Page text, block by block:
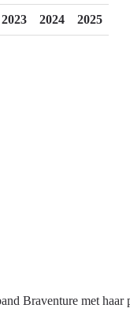
2023 2024 2025
Braventure met haar